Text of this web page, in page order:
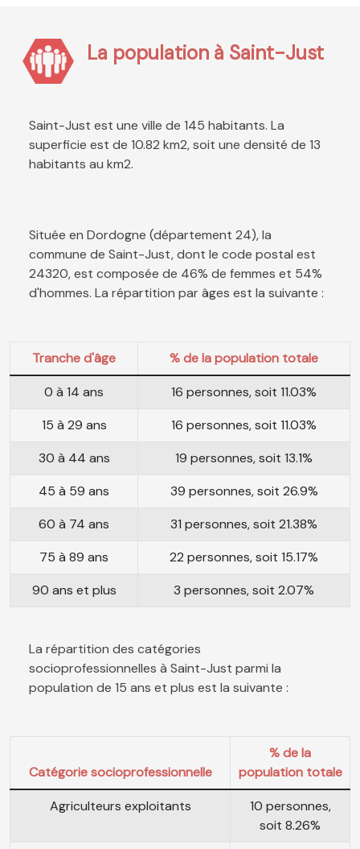
La population à Saint-Just
Saint-Just est une ville de 145 habitants. La
superficie est de 10.82 km2, soit une densité de 13
habitants au km2.
Située en Dordogne (département 24), la
commune de Saint-Just, dont le code postal est
24320, est composée de 46% de femmes et 54%
d'hommes. La répartition par âges est la suivante :
Tranche d'âge
% de la population totale
0 à 14 ans
16 personnes, soit 11.03%
15 à 29 ans
16 personnes, soit 11.03%
30 à 44 ans
19 personnes, soit 13.1%
45 à 59 ans
39 personnes, soit 26.9%
60 à 74 ans
31 personnes, soit 21.38%
75 à 89 ans
22 personnes, soit 15.17%
90 ans et plus
3 personnes, soit 2.07%
La répartition des catégories
socioprofessionnelles à Saint-Just parmi la
population de 15 ans et plus est la suivante :
Catégorie socioprofessionnelle
% de la
population totale
Agriculteurs exploitants
10 personnes,
soit 8.26%